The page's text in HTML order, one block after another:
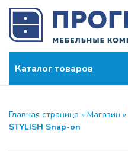
Каталог товаров
Главная страница » Магазин »
STYLISH Snap-on